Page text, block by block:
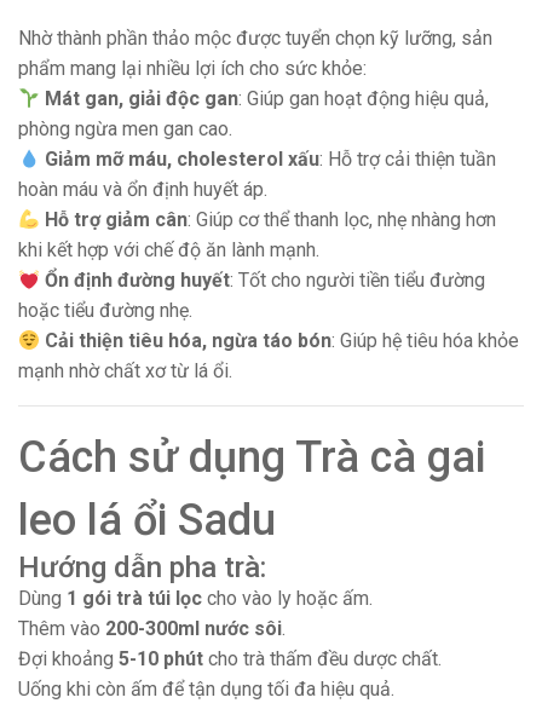
Nhờ thành phần thảo mộc được tuyển chọn kỹ lưỡng, sản
phẩm mang lại nhiều lợi ích cho sức khỏe:
Mát gan, giải độc gan: Giúp gan hoạt động hiệu quả,
phòng ngừa men gan cao.
Giảm mỡ máu, cholesterol xấu: Hỗ trợ cải thiện tuần
hoàn máu và ổn định huyết áp.
Hỗ trợ giảm cân: Giúp cơ thể thanh lọc, nhẹ nhàng hơn
khi kết hợp với chế độ ăn lành mạnh.
Ổn định đường huyết: Tốt cho người tiền tiểu đường
hoặc tiểu đường nhẹ.
Cải thiện tiêu hóa, ngừa táo bón: Giúp hệ tiêu hóa khỏe
mạnh nhờ chất xơ từ lá ổi.
Cách sử dụng Trà cà gai
leo lá ổi Sadu
Hướng dẫn pha trà:
Dùng 1 gói trà túi lọc cho vào ly hoặc ấm.
Thêm vào 200-300ml nước sôi.
Đợi khoảng 5-10 phút cho trà thấm đều dược chất.
Uống khi còn ấm để tận dụng tối đa hiệu quả.